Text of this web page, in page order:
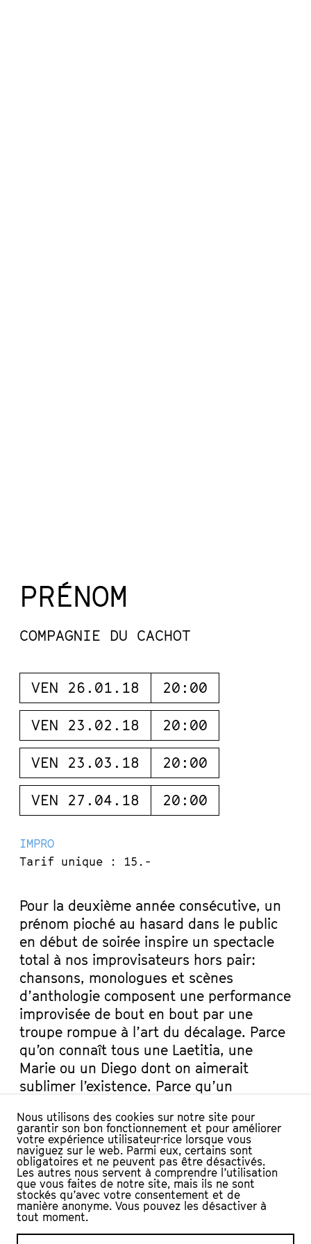
PRÉNOM
COMPAGNIE DU CACHOT
VEN 26.01.18 20:00
VEN 23.02.18 20:00
VEN 23.03.18 20:00
VEN 27.04.18 20:00
IMPRO
Tarif unique : 15.-
Pour la deuxième année consécutive, un
prénom pioché au hasard dans le public
en début de soirée inspire un spectacle
total à nos improvisateurs hors pair:
chansons, monologues et scènes
d’anthologie composent une performance
improvisée de bout en bout par une
troupe rompue à l’art du décalage. Parce
qu’on connaît tous une Laetitia, une
Marie ou un Diego dont on aimerait
sublimer l’existence. Parce qu’un
yeux et qu’il faut bien le baptiser.
Jubilatoire, cela pourrait être son nom.
La Compagnie du Cachot est en résidence
à L’Échandole depuis plus de dix ans!
Vous êtes de plus en plus nombreux à la
suivre, c’est pourquoi ses spectacles sont
Nous utilisons des cookies sur notre site pour
garantir son bon fonctionnement et pour améliorer
votre expérience utilisateur·rice lorsque vous
naviguez sur le web. Parmi eux, certains sont
obligatoires et ne peuvent pas être désactivés.
Les autres nous servent à comprendre l’utilisation
que vous faites de notre site, mais ils ne sont
stockés qu’avec votre consentement et de
manière anonyme. Vous pouvez les désactiver à
tout moment.